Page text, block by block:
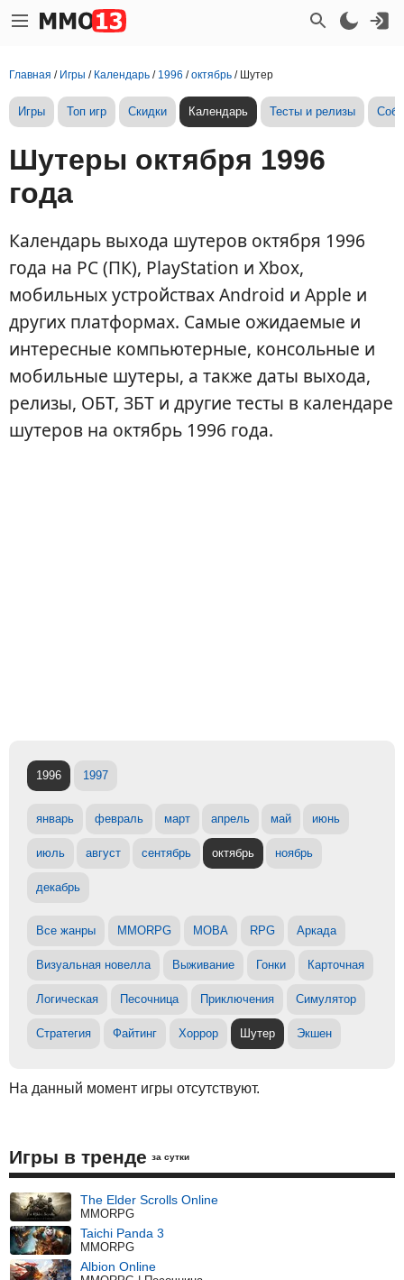
Главная / Игры / Календарь / 1996 /октябрь / Шутер
Игры Топ игр Скидки Календарь Тесты и релизы
Шутеры октября 1996
года
Календарь выхода шутеров октября 1996
года на PC (ПК), PlayStation и Xbox,
мобильных устройствах Android и Apple и
других платформах. Самые ожидаемые и
интересные компьютерные, консольные и
мобильные шутеры, а также даты выхода,
релизы, ОБТ, ЗБТ и другие тесты в календаре
шутеров на октябрь 1996 года.
1996 1997
январь февраль март апрель май июнь
июль август сентябрь октябрь ноябрь
декабрь
Все жанры MMORPG MOBA RPG Аркада
Визуальная новелла Выживание Гонки Карточная
Логическая Песочница Приключения Симулятор
Стратегия Файтинг Хоррор Шутер Экшен
На данный момент игры отсутствуют.
Игры в тренде за сутки
The Elder Scrolls Online
MMORPG
Taichi Panda 3
MMORPG
Albion Online